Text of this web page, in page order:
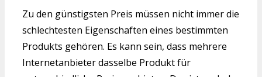
Zu den günstigsten Preis müssen nicht immer die
schlechtesten Eigenschaften eines bestimmten
Produkts gehören. Es kann sein, dass mehrere
Internetanbieter dasselbe Produkt für